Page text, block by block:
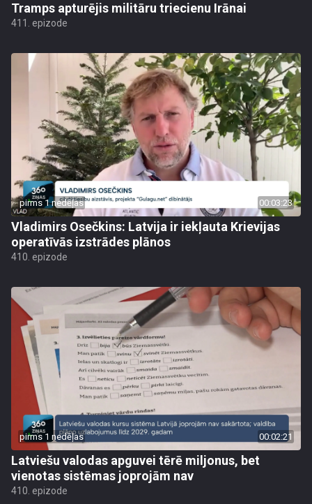
Tramps apturējis militāru triecienu Irānai
411. epizode
pirms 1 nedēļas 00:03:23
Vladimirs Osečkins: Latvija ir iekļauta Krievijas
operatīvās izstrādes plānos
410. epizode
pirms 1 nedēļas 00:02:21
Latviešu valodas apguvei tērē miljonus, bet
vienotas sistēmas joprojām nav
410. epizode